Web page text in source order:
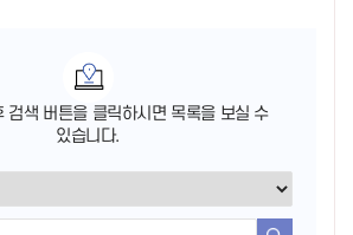
검색 버튼을 클릭하시면 목록을 보실 수
있습니다.